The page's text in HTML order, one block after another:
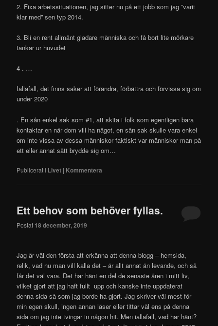
2. Fixa arbetssituationen, jag sitter nu på ett jobb som jag ”varit
klar med” sen typ 2014.
3. Bli en rent allmänt gladare människa och få bort lite mörkare
tankar ur huvudet
4 . …
Iallafall, det finns saker att förändra, förbättra och förvissa sig om
under 2020
. En sån enkel sak som #1, att skita i folk som egentligen bara
kontaktar en när dom vill ha något, en sån sak skulle vara enkel
om inte vissa av dessa människor faktiskt var människor man på
ett eller annat sätt brydde sig om…
Publicerat i Livet | Kommentera
Ett behov som behöver fyllas.
Postat 18 december, 2019
Jag är väl den första att erkänna att denna blogg – hemsida,
relik, vad nu man vill kalla det – är allt annat än levande, och så
får det väl vara. Det har hänt en del de senaste åren i mitt liv,
vilket gjort att jag haft fullt upp och kanske inte uppdaterat
denna sida så som jag borde ha gjort. Jag skriver väl mest för
min egen skull, ingen annan läser eller tittar väl ens på denna
sida om jag inte tvingar in någon hit. Men iallafall, vad har hänt?